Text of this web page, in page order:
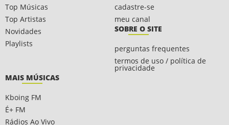
Top Músicas
Top Artistas
Novidades
Playlists
cadastre-se
meu canal
SOBRE O SITE
perguntas frequentes
termos de uso / política de
privacidade
MAIS MÚSICAS
Kboing FM
É+ FM
Rádios Ao Vivo